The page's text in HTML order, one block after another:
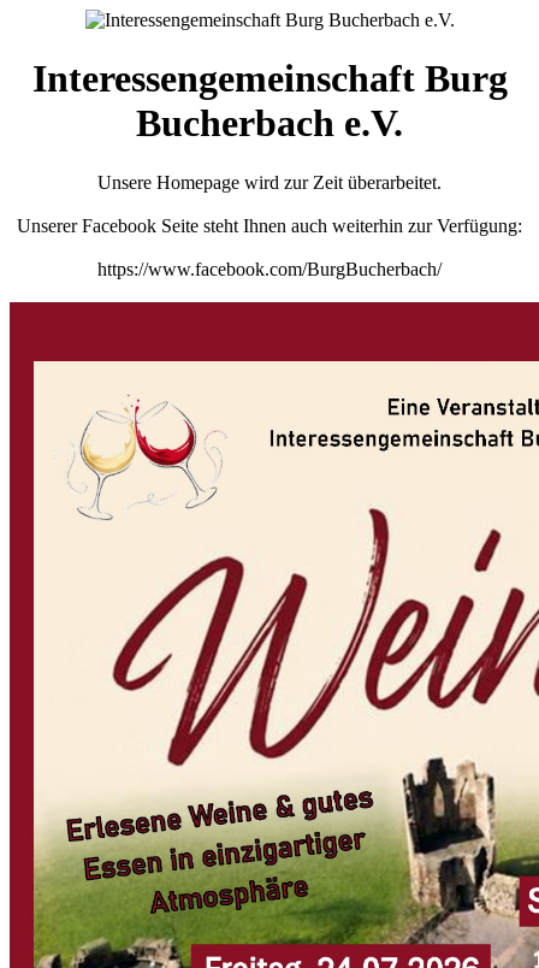
Interessengemeinschaft Burg
Bucherbach e.V.
Unsere Homepage wird zur Zeit überarbeitet.
Unserer Facebook Seite steht Ihnen auch weiterhin zur Verfügung:
https://www.facebook.com/BurgBucherbach/